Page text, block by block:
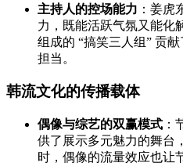
主持人的控场能力 ：姜虎
力，既能活跃气氛又能化
组成的 “搞笑三人组” 贡
担当。
韩流文化的传播载体
偶像与综艺的双赢模式 ：
供了展示多元魅力的舞台
时，偶像的流量效应也让